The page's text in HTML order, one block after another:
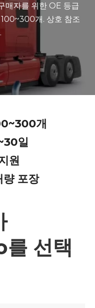
매자를 위한 OE 등급
개. 상호 참조
개
일
원
량 포장
선택